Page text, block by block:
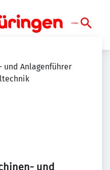
und Anlagenführer
und